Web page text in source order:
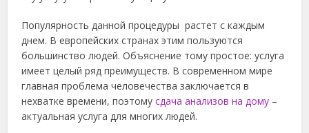
Популярность данной процедуры растет с каждым
днем. В европейских странах этим пользуются
большинство людей. Объяснение тому простое: услуга
имеет целый ряд преимуществ. В современном мире
главная проблема человечества заключается в
нехватке времени, поэтомусдача анализов на дому –
актуальная услуга для многих людей.